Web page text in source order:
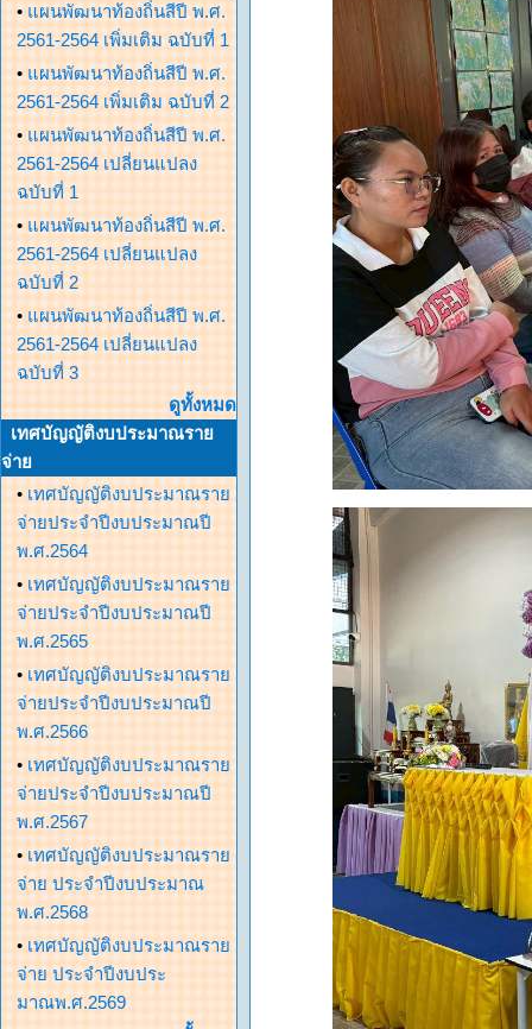
• แผนพัฒนาท้องถิ่นสีปี พ.ศ.
2561-2564 เพิ่มเติม ฉบับที่ 1
• แผนพัฒนาท้องถิ่นสีปี พ.ศ.
2561-2564 เพิ่มเติม ฉบับที่ 2
• แผนพัฒนาท้องถิ่นสีปี พ.ศ.
2561-2564 เปลี่ยนแปลง
ฉบับที่ 1
• แผนพัฒนาท้องถิ่นสีปี พ.ศ.
2561-2564 เปลี่ยนแปลง
ฉบับที่ 2
• แผนพัฒนาท้องถิ่นสีปี พ.ศ.
2561-2564 เปลี่ยนแปลง
ฉบับที่ 3
ดูทั้งหมด
เทศบัญญัติงบประมาณราย
จ่าย
• เทศบัญญัติงบประมาณราย
จ่ายประจำปีงบประมาณปี
พ.ศ.2564
• เทศบัญญัติงบประมาณราย
จ่ายประจำปีงบประมาณปี
พ.ศ.2565
• เทศบัญญัติงบประมาณราย
จ่ายประจำปีงบประมาณปี
พ.ศ.2566
• เทศบัญญัติงบประมาณราย
จ่ายประจำปีงบประมาณปี
พ.ศ.2567
• เทศบัญญัติงบประมาณราย
จ่าย ประจำปีงบประมาณ
พ.ศ.2568
• เทศบัญญัติงบประมาณราย
จ่าย ประจำปีงบประ
มาณพ.ศ.2569